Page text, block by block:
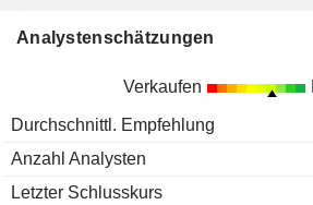
Analystenschätzungen
Verkaufen
Durchschnittl. Empfehlung
Anzahl Analysten
Letzter Schlusskurs